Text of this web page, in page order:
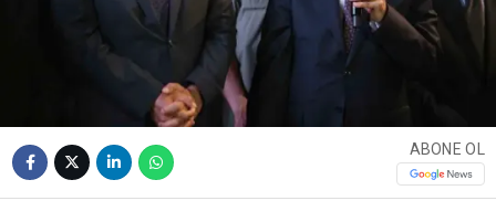
ABONE OL